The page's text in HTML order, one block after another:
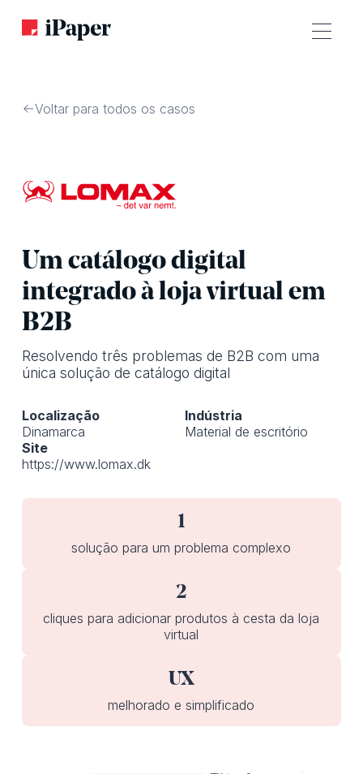
Voltar para todos os casos
Um catálogo digital
integrado à loja virtual em
B2B
Resolvendo três problemas de B2B com uma
única solução de catálogo digital
Localização
Dinamarca
Indústria
Material de escritório
Site
https://www.lomax.dk
1
solução para um problema complexo
2
cliques para adicionar produtos à cesta da loja
virtual
UX
melhorado e simplificado